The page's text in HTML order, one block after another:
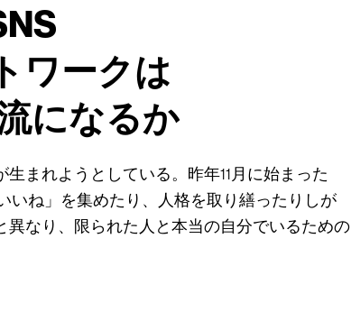
ワークは
になるか
まれようとしている。昨年11月に始まった
いね」を集めたり、人格を取り繕ったりしが
異なり、限られた人と本当の自分でいるための